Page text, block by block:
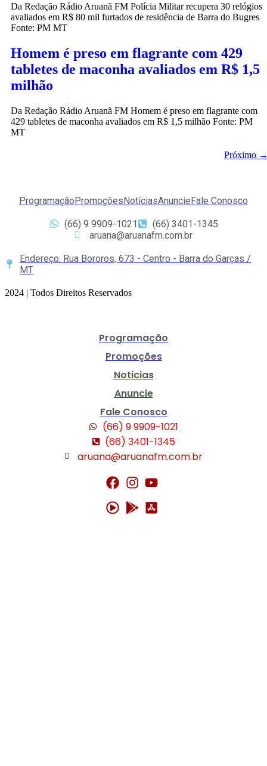
Da Redação Rádio Aruanã FM Polícia Militar recupera 30 relógios
avaliados em R$ 80 mil furtados de residência de Barra do Bugres
Fonte: PM MT
Homem é preso em flagrante com 429
tabletes de maconha avaliados em R$ 1,5
milhão
Da Redação Rádio Aruanã FM Homem é preso em flagrante com
429 tabletes de maconha avaliados em R$ 1,5 milhão Fonte: PM
MT
Próximo
ProgramaçãoPromoçõesNotíciasAnuncieFale Conosco
(66) 9 9909-1021
(66) 3401-1345
aruana@aruanafm.com.br
Endereço: Rua Bororos, 673 - Centro - Barra do Garças /
MT
2024 | Todos Direitos Reservados
Programação
Promoções
Noticias
Anuncie
Fale Conosco
(66) 9 9909-1021
(66) 3401-1345
aruana@aruanafm.com.br